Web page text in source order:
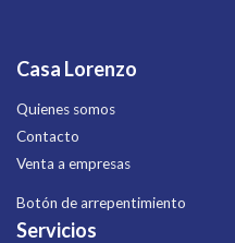
Casa Lorenzo
Quienes somos
Contacto
Venta a empresas
Botón de arrepentimiento
Servicios